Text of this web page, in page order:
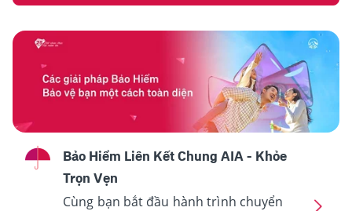
Bảo Hiểm Liên Kết Chung AIA - Khỏe
Trọn Vẹn
Cùng bạn bắt đầu hành trình chuyển